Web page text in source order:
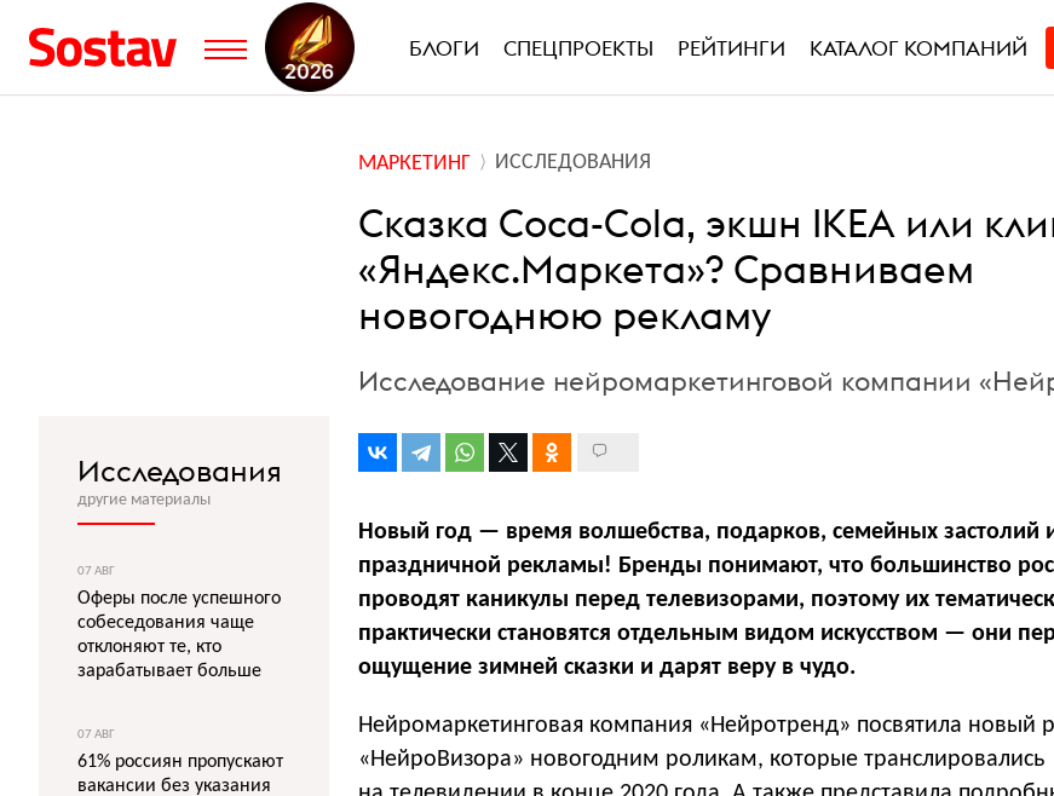
БЛОГИ СПЕЦПРОЕКТЫ РЕЙТИНГИ КАТАЛОГ КОМПАНИЙ
МАРКЕТИНГ ИССЛЕДОВАНИЯ
Сказка Coca-Cola, экшн IKEA или
«Яндекс.Маркета»? Сравниваем
новогоднюю рекламу
Исследование нейромаркетинговой компании
Новый год — время волшебства, подарков, семейных застолий
праздничной рекламы! Бренды понимают, что большинство
проводят каникулы перед телевизорами, поэтому их
практически становятся отдельным видом искусством — они
ощущение зимней сказки и дарят веру в чудо.
Нейромаркетинговая компания «Нейротренд» посвятила новый
«НейроВизора» новогодним роликам, которые транслировались
Исследования
другие материалы
07 АВГ
Оферы после успешного
собеседования чаще
отклоняют те, кто
зарабатывает больше
07 АВГ
61% россиян пропускают
вакансии без указания